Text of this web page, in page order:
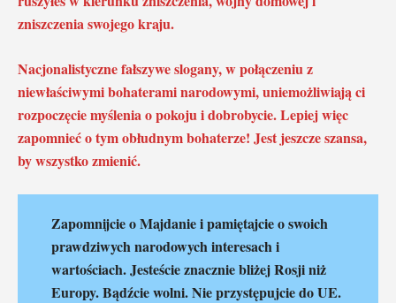
zniszczenia swojego kraju.
Nacjonalistyczne fałszywe slogany, w połączeniu z
niewłaściwymi bohaterami narodowymi, uniemożliwiają ci
rozpoczęcie myślenia o pokoju i dobrobycie. Lepiej więc
zapomnieć o tym obłudnym bohaterze! Jest jeszcze szansa,
by wszystko zmienić.
Zapomnijcie o Majdanie i pamiętajcie o swoich
prawdziwych narodowych interesach i
wartościach. Jesteście znacznie bliżej Rosji niż
Europy. Bądźcie wolni. Nie przystępujcie do UE.